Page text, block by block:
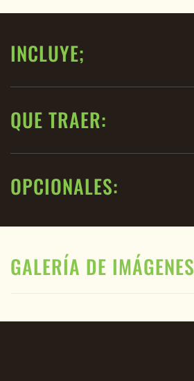
INCLUYE;
QUE TRAER:
OPCIONALES:
GALERÍA DE IMÁGENES